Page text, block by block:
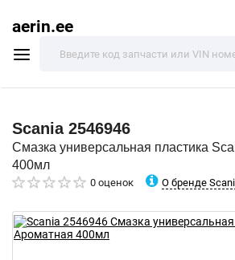
aerin.ee
Scania 2546946
Смазка универсальная пластика
400мл
0 оценок О бренде